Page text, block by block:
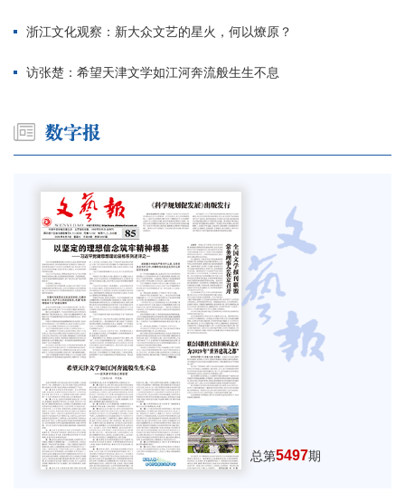
浙江文化观察：新大众文艺的星火，何以燎原？
访张楚：希望天津文学如江河奔流般生生不息
总第5497期